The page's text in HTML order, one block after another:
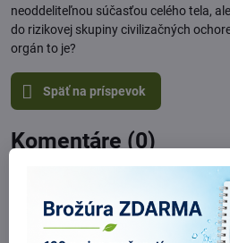
neoddeliteľnou súčasťou celého tela,
do rizikovej skupiny civilizačných
orgán to je?
Späť na príspevok
Komentáre (0)